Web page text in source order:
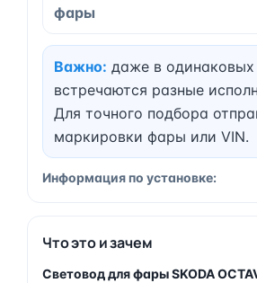
фары
Важно: даже в одинаковых
встречаются разные
Для точного подбора
маркировки фары или VIN.
Информация по установке:
Что это и зачем
Световод для фары SKODA